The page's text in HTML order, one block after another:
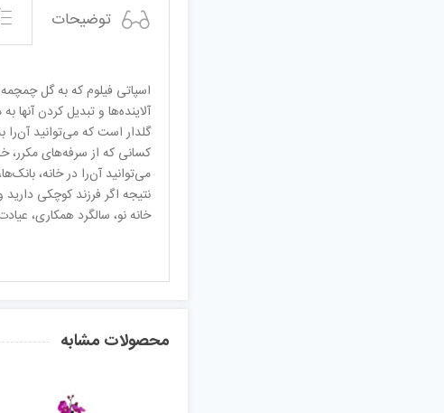
توضیحات
اسپاتی فیلوم که به گل
آلاینده‌ها و تبدیل کردن
گلدار است که می‌توانید
کسانی که از سرفه‌های مکرر،
می‌توانید آن‌را در خانه،
نتیجه اگر فرزند کوچکی دارید
خانه نو، سالگرد همکاری،
محصولات مشابه